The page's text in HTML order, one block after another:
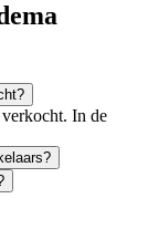
In de